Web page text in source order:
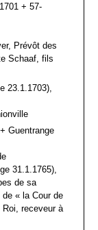
+ 57-
Prévôt des
Schaaf, fils
23.1.1703),
Guentrange
31.1.1765),
de sa
« la Cour de
receveur à